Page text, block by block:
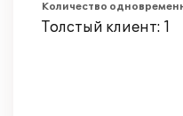
Количество
Толстый клиент: 1